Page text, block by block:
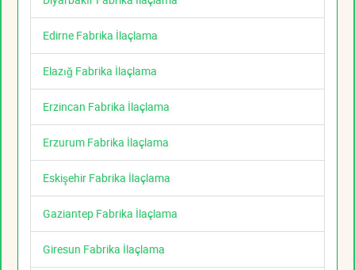
Edirne Fabrika İlaçlama
Elazığ Fabrika İlaçlama
Erzincan Fabrika İlaçlama
Erzurum Fabrika İlaçlama
Eskişehir Fabrika İlaçlama
Gaziantep Fabrika İlaçlama
Giresun Fabrika İlaçlama